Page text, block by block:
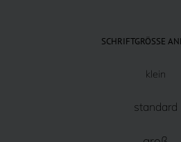
SCHRIFTGRÖSSE
klein
standard